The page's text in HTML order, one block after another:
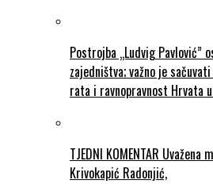
Postrojba „Ludvig
zajedništva; važno je
rata i ravnopravnost Hrvata
TJEDNI KOMENTAR
Krivokapić Radonjić,